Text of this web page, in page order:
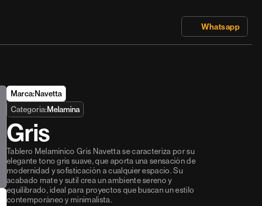
Whatsapp
Marca:Navetta
Categoría:Melamina
Gris
Tablero Melamínico Gris Navetta se caracteriza por su
elegante tono gris suave, que aporta una sensación de
modernidad y sofisticación a cualquier espacio. Su
acabado mate y sutil crea un ambiente sereno y
equilibrado, ideal para proyectos que buscan un estilo
contemporáneo y minimalista.